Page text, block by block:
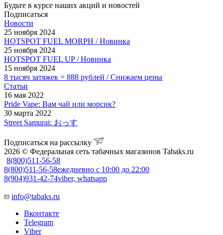
Будьте в курсе наших акций и новостей
Подписаться
Новости
25 ноября 2024
HOTSPOT FUEL MORPH / Новинка
25 ноября 2024
HOTSPOT FUEL UP / Новинка
15 ноября 2024
8 тысяч затяжек = 888 рублей / Снижаем цены
Статьи
16 мая 2022
Pride Vape: Вам чай или морсик?
30 марта 2022
Street Samurai: おっす
Подписаться на рассылку
2026 © Федеральная сеть табачных магазинов Tabaks.ru
8(800)511-56-58
8(800)511-56-58ежедневно с 10:00 до 22:00
8(904)931-42-74viber, whatsapp
info@tabaks.ru
Вконтакте
Telegram
Viber